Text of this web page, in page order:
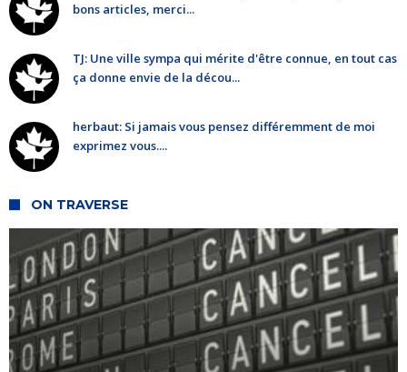
bons articles, merci...
TJ: Une ville sympa qui mérite d'être connue, en tout cas
ça donne envie de la décou...
herbaut: Si jamais vous pensez différemment de moi
exprimez vous....
ON TRAVERSE